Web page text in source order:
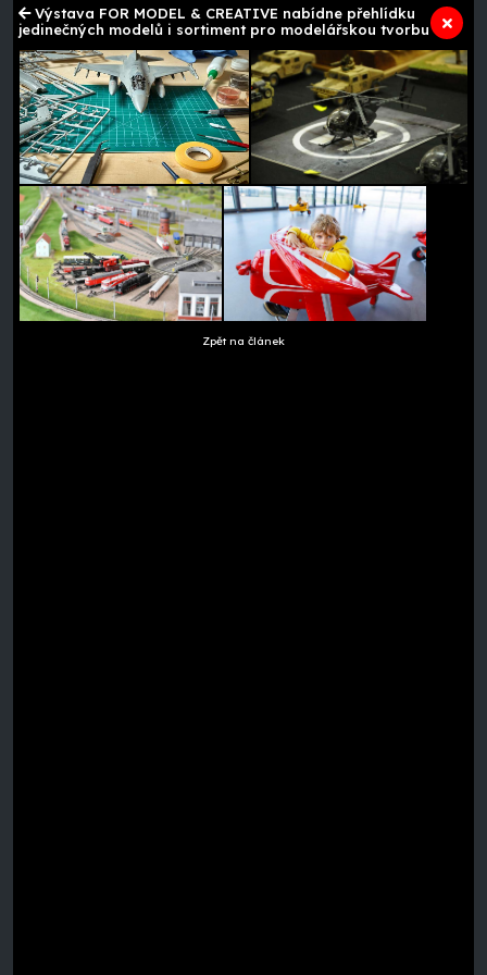
Výstava FOR MODEL & CREATIVE nabídne přehlídku
jedinečných modelů i sortiment pro modelářskou tvorbu
Zpět na článek